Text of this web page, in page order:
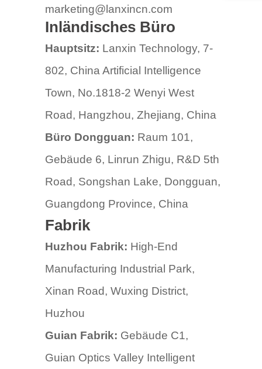
marketing@lanxincn.com
Inländisches Büro
Hauptsitz: Lanxin Technology, 7-
802, China Artificial Intelligence
Town, No.1818-2 Wenyi West
Road, Hangzhou, Zhejiang, China
Büro Dongguan: Raum 101,
Gebäude 6, Linrun Zhigu, R&D 5th
Road, Songshan Lake, Dongguan,
Guangdong Province, China
Fabrik
Huzhou Fabrik: High-End
Manufacturing Industrial Park,
Xinan Road, Wuxing District,
Huzhou
Guian Fabrik: Gebäude C1,
Guian Optics Valley Intelligent